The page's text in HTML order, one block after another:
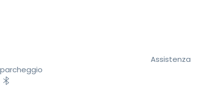
Assistenza
parcheggio